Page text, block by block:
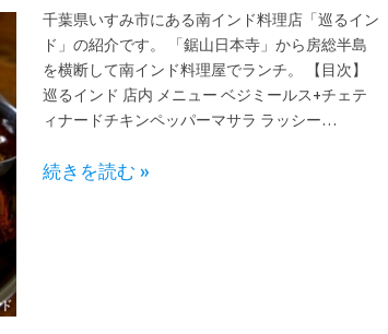
千葉県いすみ市にある南インド料理店「巡るイン
ド」の紹介です。 「鋸山日本寺」から房総半島
を横断して南インド料理屋でランチ。 【目次】
巡るインド 店内 メニュー ベジミールス+チェテ
ィナードチキンペッパーマサラ ラッシー…
続きを読む »